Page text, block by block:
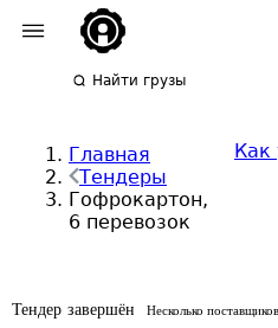
Найти грузы
Главная
Тендеры
Гофрокартон,
6 перевозок
Как
Тендер завершён Несколько поставщиков